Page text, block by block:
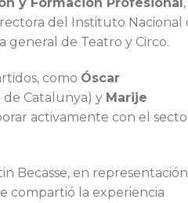
del Instituto Nacional
general de Teatro y Circo.
como Óscar
de Catalunya) y Marije
activamente con el
Becasse, en representación
compartió la experiencia